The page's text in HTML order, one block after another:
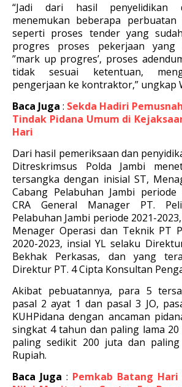
“Jadi dari hasil penyelidikan
menemukan beberapa perbuatan
seperti proses tender yang
progres proses pekerjaan yang
”mark up progres’, proses
tidak sesuai ketentuan,
pengerjaan ke kontraktor,” ungkap
Baca Juga : Sekda Hadiri
Tindak Pidana Umum di
Hari
Dari hasil pemeriksaan dan
Ditreskrimsus Polda Jambi
tersangka dengan inisial ST,
Cabang Pelabuhan Jambi periode
CRA General Manager PT.
Pelabuhan Jambi periode 2021-
Menager Operasi dan Teknik PT
2020-2023, insial YL selaku
Bekhak Perkasas, dan yang
Direktur PT. 4 Cipta Konsultan
Akibat pebuatannya, para 5
pasal 2 ayat 1 dan pasal 3 JO,
KUHPidana dengan ancaman
singkat 4 tahun dan paling lama
paling sedikit 200 juta dan
Rupiah.
Baca Juga : Pemkab Batang